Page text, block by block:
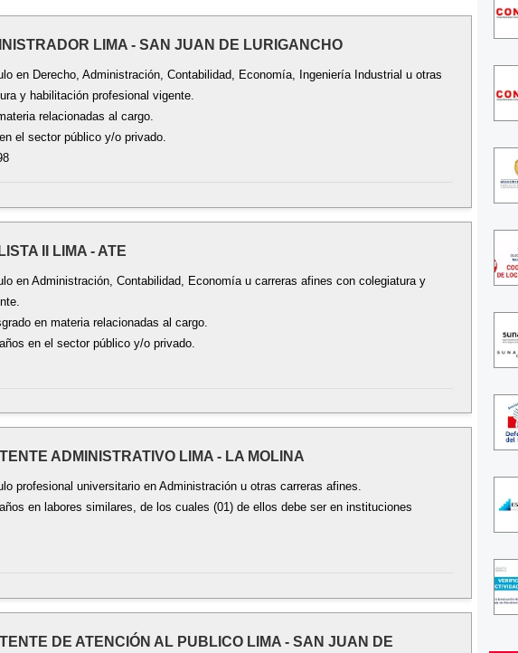
LIMA - SAN JUAN DE LURIGANCHO
en Derecho, Administración, Contabilidad, Economía, Ingeniería Industrial u otras
y habilitación profesional vigente.
relacionadas al cargo.
el sector público y/o privado.
II LIMA - ATE
en Administración, Contabilidad, Economía u carreras afines con colegiatura y
en materia relacionadas al cargo.
en el sector público y/o privado.
ADMINISTRATIVO LIMA - LA MOLINA
profesional universitario en Administración u otras carreras afines.
en labores similares, de los cuales (01) de ellos debe ser en instituciones
DE ATENCIÓN AL PUBLICO LIMA - SAN JUAN DE